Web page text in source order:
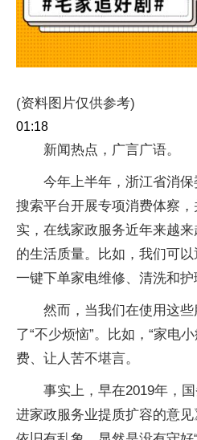
(资料图片仅供参考)
01:18
新闻热点，广言广语。
今年上半年，浙江省消
搜索平台开展专项消费体察
实，在线家政服务近年来越
的生活质量。比如，我们可
一键下单家电维修、清洗和护
然而，当我们在使用这
了“不少烦恼”。比如，“家电
费、让人苦不堪言。
事实上，早在2019年，
进家政服务业提质扩容的意